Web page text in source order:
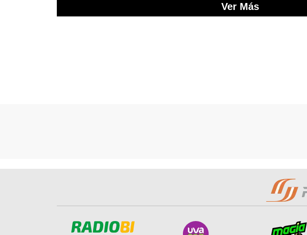
Ver Más